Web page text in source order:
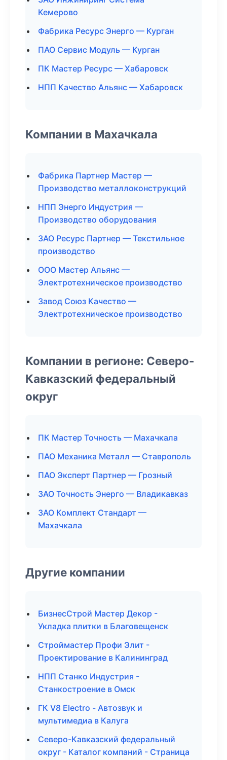
Кемерово
Фабрика Ресурс Энерго — Курган
ПАО Сервис Модуль — Курган
ПК Мастер Ресурс — Хабаровск
НПП Качество Альянс — Хабаровск
Компании в Махачкала
Фабрика Партнер Мастер —
Производство металлоконструкций
НПП Энерго Индустрия —
Производство оборудования
ЗАО Ресурс Партнер — Текстильное
производство
ООО Мастер Альянс —
Электротехническое производство
Завод Союз Качество —
Электротехническое производство
Компании в регионе: Северо-
Кавказский федеральный
округ
ПК Мастер Точность — Махачкала
ПАО Механика Металл — Ставрополь
ПАО Эксперт Партнер — Грозный
ЗАО Точность Энерго — Владикавказ
ЗАО Комплект Стандарт —
Махачкала
Другие компании
БизнесСтрой Мастер Декор -
Укладка плитки в Благовещенск
Строймастер Профи Элит -
Проектирование в Калининград
НПП Станко Индустрия -
Станкостроение в Омск
ГК V8 Electro - Автозвук и
мультимедиа в Калуга
Северо-Кавказский федеральный
округ - Каталог компаний - Страница